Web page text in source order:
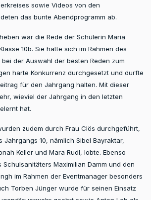
sowie Videos von den
das bunte Abendprogramm ab.
war die Rede der Schülerin Maria
10b. Sie hatte sich im Rahmen des
der Auswahl der besten Reden zum
harte Konkurrenz durchgesetzt und durfte
für den Jahrgang halten. Mit dieser
wieviel der Jahrgang in den letzten
hat.
zudem durch Frau Clös durchgeführt,
Jahrgangs 10, nämlich Sibel Bayraktar,
Keller und Mara Rudl, lobte. Ebenso
Maximilian Damm und den
im Rahmen der Eventmanager besonders
Torben Jünger wurde für seinen Einsatz